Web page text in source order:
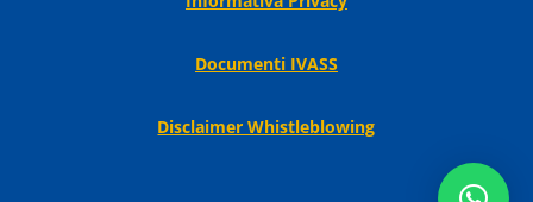
Documenti IVASS
Disclaimer Whistleblowing